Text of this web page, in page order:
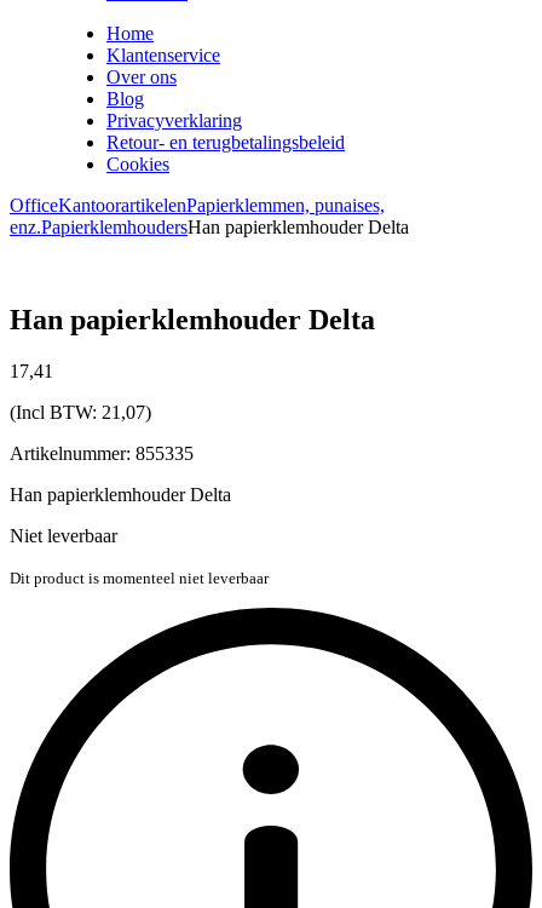
Home
Klantenservice
Over ons
Blog
Privacyverklaring
Retour- en terugbetalingsbeleid
Cookies
OfficeKantoorartikelenPapierklemmen, punaises,
enz.PapierklemhoudersHan papierklemhouder Delta
Han papierklemhouder Delta
17,41
(Incl BTW: 21,07)
Artikelnummer: 855335
Han papierklemhouder Delta
Niet leverbaar
Dit product is momenteel niet leverbaar